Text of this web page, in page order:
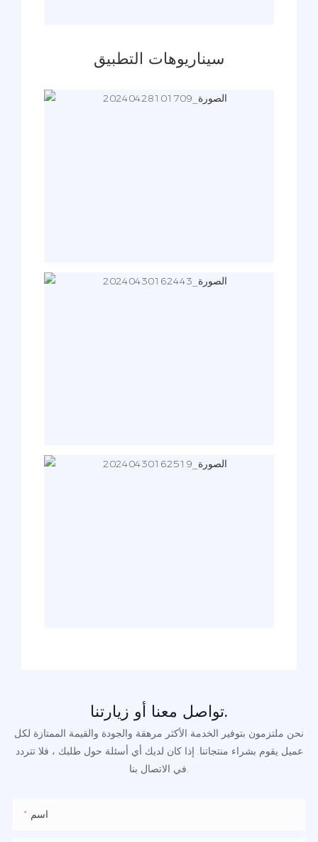
سيناريوهات التطبيق
تواصل معنا أو زيارتنا.
نحن ملتزمون بتوفير الخدمة الأكثر مرهقة والجودة والقيمة الممتازة لكل
عميل يقوم بشراء منتجاتنا. إذا كان لديك أي أسئلة حول طلبك ، فلا تتردد
في الاتصال بنا.
اسم